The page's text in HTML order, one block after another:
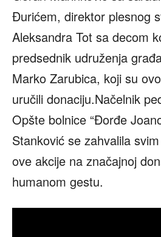
Đurićem, direktor plesnog
Aleksandra Tot sa decom
predsednik udruženja
Marko Zarubica, koji su
uručili donaciju.Načelnik
Opšte bolnice “Đorđe
Stanković se zahvalila
ove akcije na značajnoj
humanom gestu.